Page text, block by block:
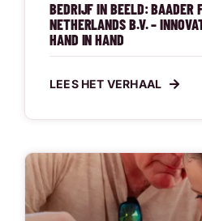
BEDRIJF IN BEELD: BAADER
NETHERLANDS B.V. –
HAND IN HAND
LEES HET VERHAAL